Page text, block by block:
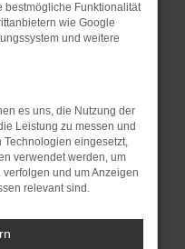
vorübergehende
und dein
neuesten Stand
nur ein
kann auch dazu
nicht mehr
bestmögliche Funktionalität
wie Google
und weitere
es uns, die Nutzung der
Leistung zu messen und
Technologien eingesetzt,
verwendet werden, um
und um Anzeigen
relevant sind.